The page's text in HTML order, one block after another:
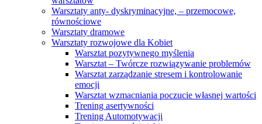
Warsztaty anty- dyskryminacyjne, – przemocowe,
równościowe
Warsztaty dramowe
Warsztaty rozwojowe dla Kobiet
Warsztat pozytywnego myślenia
Warsztat – Twórcze rozwiązywanie problemów
Warsztat zarządzanie stresem i kontrolowanie
emocji
Warsztat wzmacniania poczucie własnej wartości
Trening asertywności
Trening Automotywacji